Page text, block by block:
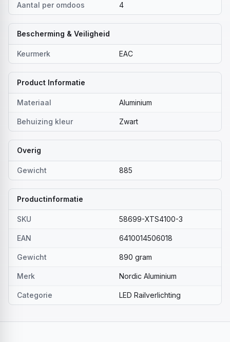
Aantal per omdoos 4
Bescherming & Veiligheid
Keurmerk EAC
Product Informatie
Materiaal Aluminium
Behuizing kleur Zwart
Overig
Gewicht 885
Productinformatie
SKU 58699-XTS4100-3
EAN 6410014506018
Gewicht 890 gram
Merk Nordic Aluminium
Categorie LED Railverlichting